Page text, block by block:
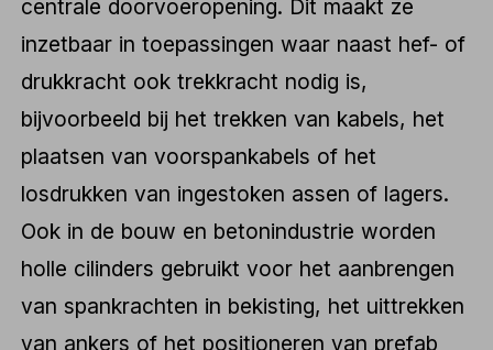
centrale doorvoeropening. Dit maakt ze
inzetbaar in toepassingen waar naast hef- of
drukkracht ook trekkracht nodig is,
bijvoorbeeld bij het trekken van kabels, het
plaatsen van voorspankabels of het
losdrukken van ingestoken assen of lagers.
Ook in de bouw en betonindustrie worden
holle cilinders gebruikt voor het aanbrengen
van spankrachten in bekisting, het uittrekken
van ankers of het positioneren van prefab